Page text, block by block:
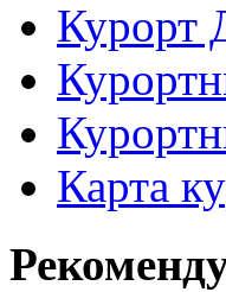
Курорт
Карта